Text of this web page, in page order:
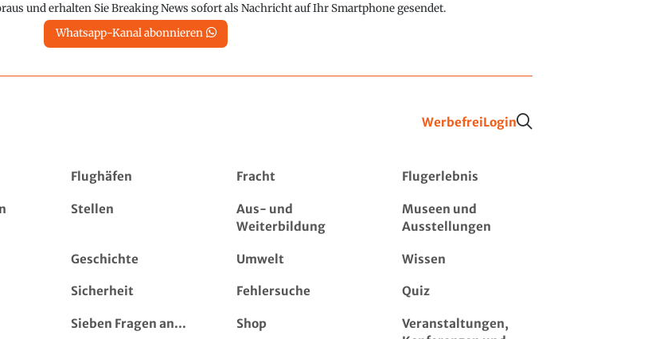
und erhalten Sie Breaking News sofort als Nachricht auf Ihr Smartphone gesendet.
Whatsapp-Kanal abonnieren
WerbefreiLogin
Flughäfen Fracht Flugerlebnis
Stellen
Aus- und
Weiterbildung
Museen und
Ausstellungen
Geschichte Umwelt Wissen
Sicherheit Fehlersuche Quiz
Sieben Fragen an... Shop
Veranstaltungen,